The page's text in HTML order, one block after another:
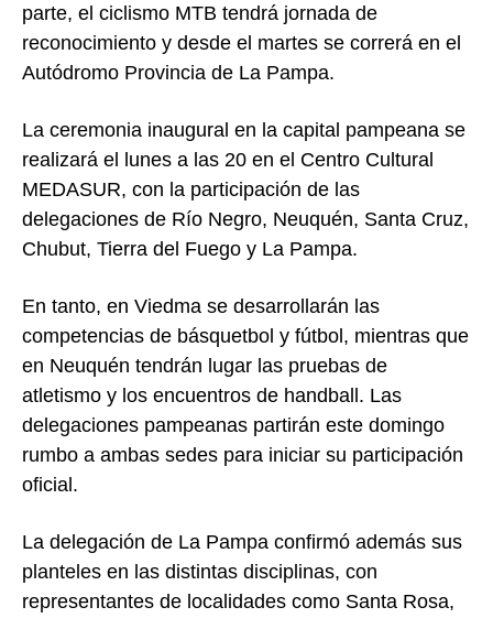
parte, el ciclismo MTB tendrá jornada de
reconocimiento y desde el martes se correrá en el
Autódromo Provincia de La Pampa.
La ceremonia inaugural en la capital pampeana se
realizará el lunes a las 20 en el Centro Cultural
MEDASUR, con la participación de las
delegaciones de Río Negro, Neuquén, Santa Cruz,
Chubut, Tierra del Fuego y La Pampa.
En tanto, en Viedma se desarrollarán las
competencias de básquetbol y fútbol, mientras que
en Neuquén tendrán lugar las pruebas de
atletismo y los encuentros de handball. Las
delegaciones pampeanas partirán este domingo
rumbo a ambas sedes para iniciar su participación
oficial.
La delegación de La Pampa confirmó además sus
planteles en las distintas disciplinas, con
representantes de localidades como Santa Rosa,